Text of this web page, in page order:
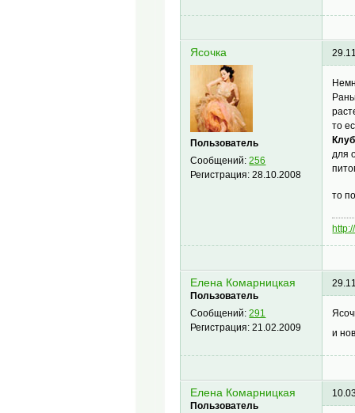
Ясочка
Пользователь
Сообщений:256
Регистрация:28.10.2008
то
Клуб
для
то
Елена Комарницкая
Пользователь
Сообщений:291
Регистрация:21.02.2009
и
Елена Комарницкая
Пользователь